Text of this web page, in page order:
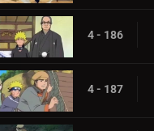
4 - 186
4 - 187